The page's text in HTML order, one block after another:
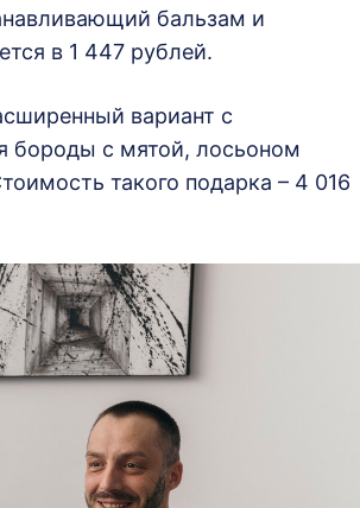
бальзам и
в 1 447 рублей.
вариант с
бороды с мятой, лосьоном
такого подарка – 4 016